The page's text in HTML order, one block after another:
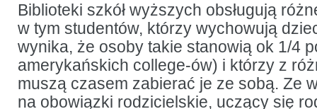
studentów
wychowujących
dzieci
w bibliotece
akademickiej
Biblioteki szkół wyższych obsługują
w tym studentów, którzy wychowują
wynika, że osoby takie stanowią ok 1/4
amerykańskich college-ów) i którzy z
muszą czasem zabierać je ze sobą. Ze
na obowiązki rodzicielskie, uczący się